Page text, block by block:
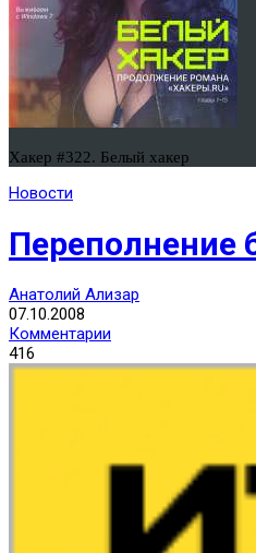
Хакер #322. Белый хакер
Новости
Переполнение
Анатолий Ализар
07.10.2008
Комментарии
416